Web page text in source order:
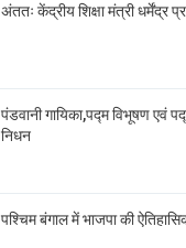
अंततः केंद्रीय शिक्षा मंत्री धर्मेंद्र
पंडवानी गायिका,पद्म विभूषण एवं
निधन
पश्चिम बंगाल में भाजपा की